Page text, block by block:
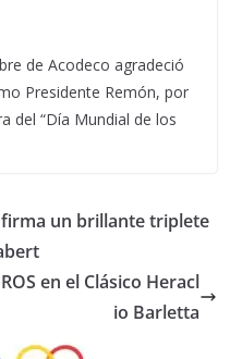
de Acodeco agradeció
Presidente Remón, por
del “Día Mundial de los
un brillante triplete
en el Clásico Heracl
io Barletta